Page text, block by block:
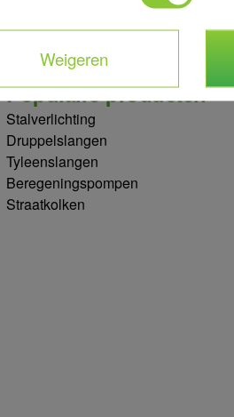
Populaire producten
Stalverlichting
Druppelslangen
Tyleenslangen
Beregeningspompen
Straatkolken
Weigeren